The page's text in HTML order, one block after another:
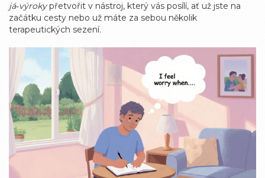
já‑výrokypřetvořit v nástroj, který vás posílí, ať už jste na
začátku cesty nebo už máte za sebou několik
terapeutických sezení.